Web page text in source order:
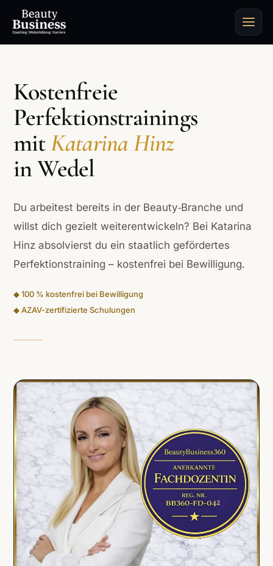
Kostenfreie
Perfektionstrainings
mitKatarina Hinz
in Wedel
Du arbeitest bereits in der Beauty‑Branche und
willst dich gezielt weiterentwickeln? Bei Katarina
Hinz absolvierst du ein staatlich gefördertes
Perfektionstraining – kostenfrei bei Bewilligung.
◆ 100 % kostenfrei bei Bewilligung
◆ AZAV-zertifizierte Schulungen